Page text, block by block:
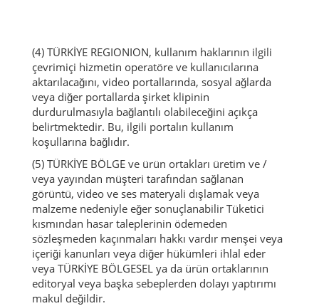
(4) TÜRKİYE REGIONION, kullanım haklarının ilgili
çevrimiçi hizmetin operatöre ve kullanıcılarına
aktarılacağını, video portallarında, sosyal ağlarda
veya diğer portallarda şirket klipinin
durdurulmasıyla bağlantılı olabileceğini açıkça
belirtmektedir. Bu, ilgili portalın kullanım
koşullarına bağlıdır.
(5) TÜRKİYE BÖLGE ve ürün ortakları üretim ve /
veya yayından müşteri tarafından sağlanan
görüntü, video ve ses materyali dışlamak veya
malzeme nedeniyle eğer sonuçlanabilir Tüketici
kısmından hasar taleplerinin ödemeden
sözleşmeden kaçınmaları hakkı vardır menşei veya
içeriği kanunları veya diğer hükümleri ihlal eder
veya TÜRKİYE BÖLGESEL ya da ürün ortaklarının
editoryal veya başka sebeplerden dolayı yaptırımı
makul değildir.